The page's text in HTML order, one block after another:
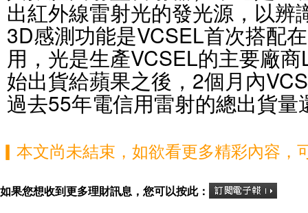
出紅外線雷射光的發光源，以辨
3D感測功能是VCSEL首次搭配
用，光是生產VCSEL的主要廠
始出貨給蘋果之後，2個月內
過去55年電信用雷射的總出貨量
▎本文尚未結束，如欲看更多精彩內容，
如果您想收到更多理財訊息，您可以按此：